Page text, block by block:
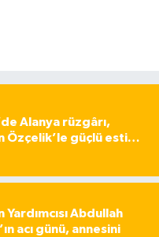
Alanya rüzgârı,
Özçelik’le güçlü esti…
Yardımcısı Abdullah
acı günü, annesini